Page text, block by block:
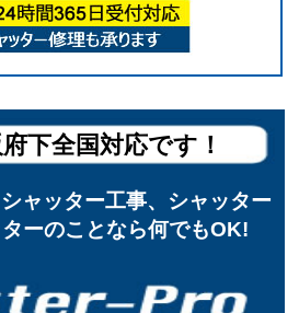
下全国対応です！
ャッター工事、シャッター
ーのことなら何でもOK!